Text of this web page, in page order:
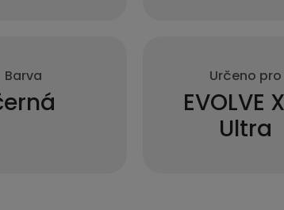
Barva Určeno pro
EVOLVE
Ultra